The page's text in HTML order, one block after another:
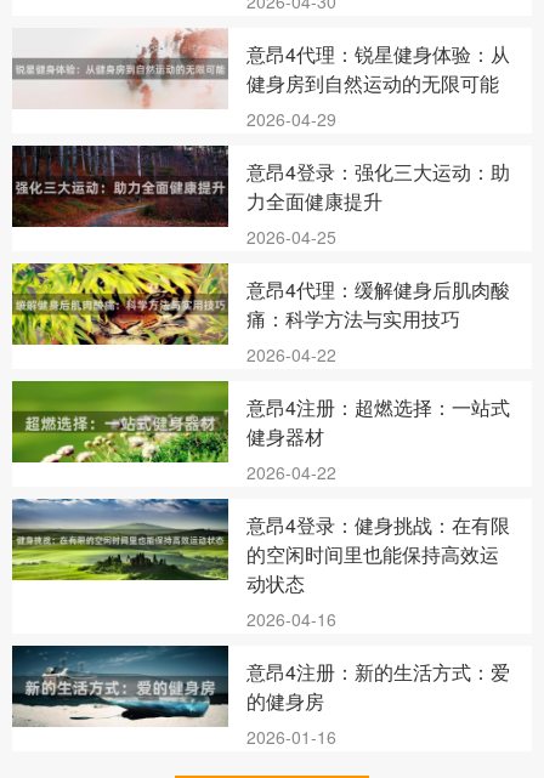
意昂4代理：锐星健身体验：从
健身房到自然运动的无限可能
2026-04-29
意昂4登录：强化三大运动：助
力全面健康提升
2026-04-25
意昂4代理：缓解健身后肌肉酸
痛：科学方法与实用技巧
2026-04-22
意昂4注册：超燃选择：一站式
健身器材
2026-04-22
意昂4登录：健身挑战：在有限
的空闲时间里也能保持高效运
动状态
2026-04-16
意昂4注册：新的生活方式：爱
的健身房
2026-01-16